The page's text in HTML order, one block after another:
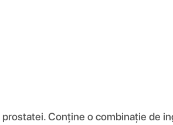
Conține o combinație de